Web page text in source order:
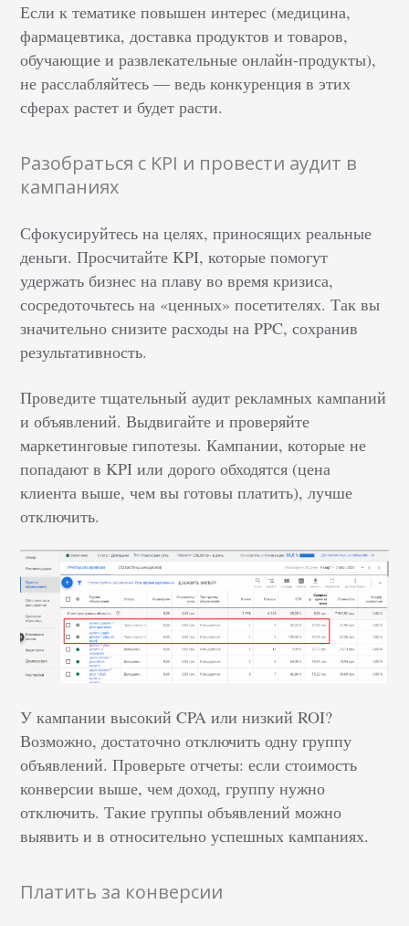
Если к тематике повышен интерес (медицина,
фармацевтика, доставка продуктов и товаров,
обучающие и развлекательные онлайн-продукты),
не расслабляйтесь — ведь конкуренция в этих
сферах растет и будет расти.
Разобраться с KPI и провести аудит в
кампаниях
Сфокусируйтесь на целях, приносящих реальные
деньги. Просчитайте KPI, которые помогут
удержать бизнес на плаву во время кризиса,
сосредоточьтесь на «ценных» посетителях. Так вы
значительно снизите расходы на PPC, сохранив
результативность.
Проведите тщательный аудит рекламных кампаний
и объявлений. Выдвигайте и проверяйте
маркетинговые гипотезы. Кампании, которые не
попадают в KPI или дорого обходятся (цена
клиента выше, чем вы готовы платить), лучше
отключить.
У кампании высокий CPA или низкий ROI?
Возможно, достаточно отключить одну группу
объявлений. Проверьте отчеты: если стоимость
конверсии выше, чем доход, группу нужно
отключить. Такие группы объявлений можно
выявить и в относительно успешных кампаниях.
Платить за конверсии